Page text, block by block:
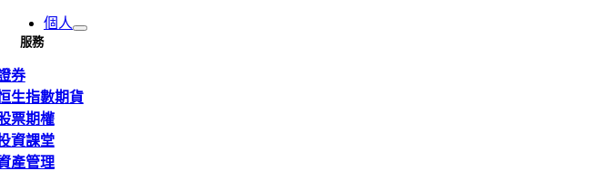
個人
服務
券
生指數期貨
票期權
資課堂
產管理